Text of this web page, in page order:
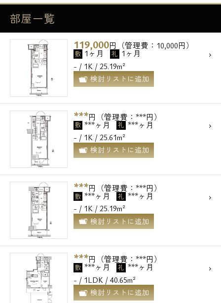
部屋一覧
119,000円（管理費：10,000円）
敷 1ヶ月 礼 1ヶ月
- / 1K / 25.19m²
検討リストに追加
***円（管理費：***円）
敷 ***ヶ月 礼 ***ヶ月
- / 1K / 25.61m²
検討リストに追加
***円（管理費：***円）
敷 ***ヶ月 礼 ***ヶ月
- / 1K / 25.19m²
検討リストに追加
***円（管理費：***円）
敷 ***ヶ月 礼 ***ヶ月
- / 1LDK / 40.65m²
検討リストに追加